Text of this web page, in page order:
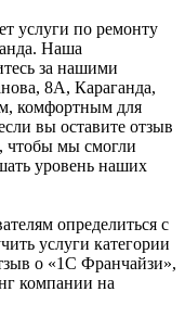
услуги по ремонту
Наша
за нашими
8А, Караганда,
комфортным для
вы оставите отзыв
чтобы мы смогли
уровень наших
определиться с
услуги категории
о «1С Франчайзи»,
компании на